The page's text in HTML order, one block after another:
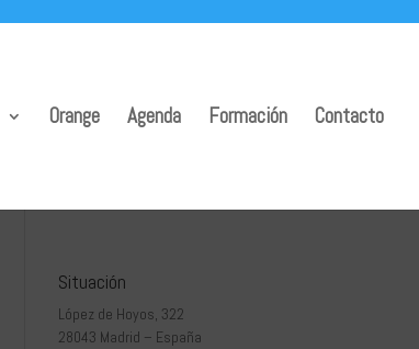
Orange Agenda Formación Contacto
Situación
López de Hoyos, 322
28043 Madrid – España